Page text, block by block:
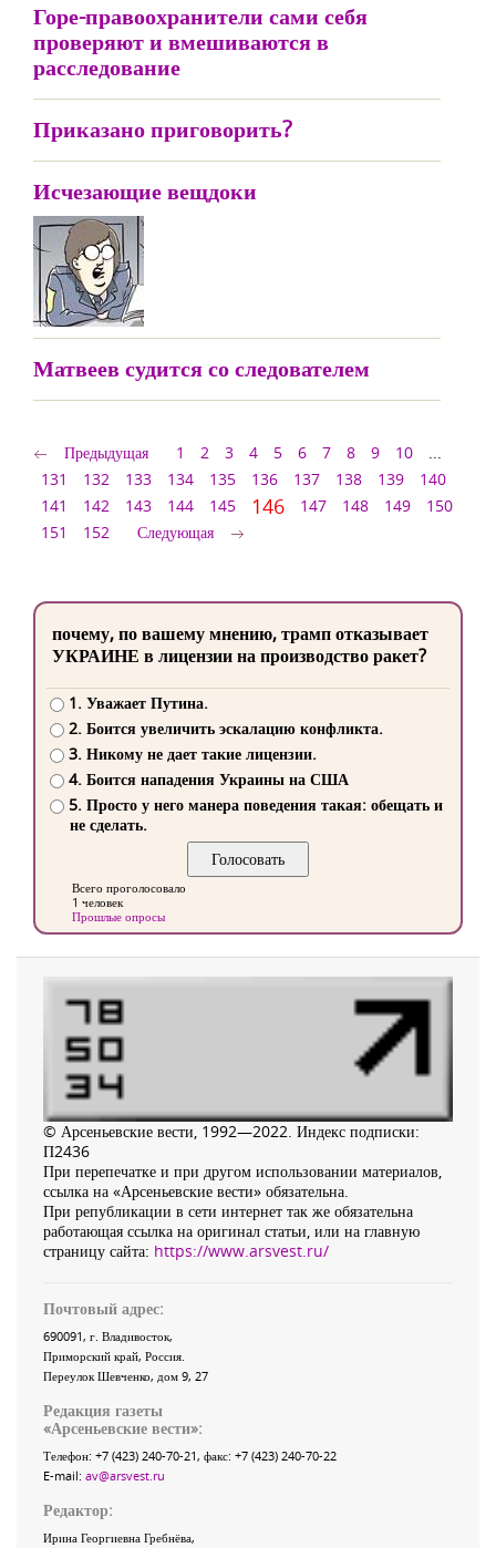
Горе-правоохранители сами себя
проверяют и вмешиваются в
расследование
Приказано приговорить?
Исчезающие вещдоки
Матвеев судится со следователем
Предыдущая 1 2 3 4 5 6 7 8 9 10
...
131
132 133 134 135 136 137 138 139
140
141
142 143 144 145 146 147 148 149
150
151
152 Следующая
почему, по вашему мнению, трамп отказывает
УКРАИНЕ в лицензии на производство ракет?
1. Уважает Путина.
2. Боится увеличить эскалацию конфликта.
3. Никому не дает такие лицензии.
4. Боится нападения Украины на США
5. Просто у него манера поведения такая: обещать и
не сделать.
Всего проголосовало
1 человек
Прошлые опросы
© Арсеньевские вести, 1992—2022. Индекс подписки:
П2436
При перепечатке и при другом использовании материалов,
ссылка на «Арсеньевские вести» обязательна.
При републикации в сети интернет так же обязательна
работающая ссылка на оригинал статьи, или на главную
страницу сайта: https://www.arsvest.ru/
Почтовый адрес:
690091, г. Владивосток,
Приморский край, Россия
Переулок Шевченко, дом 9, 27
Редакция газеты
«Арсеньевские вести»:
Телефон: +7 (423) 240-70-21, факс: +7 (423) 240-70-22
E-mail: av@arsvest.ru
Редактор:
Ирина Георгиевна Гребнёва,